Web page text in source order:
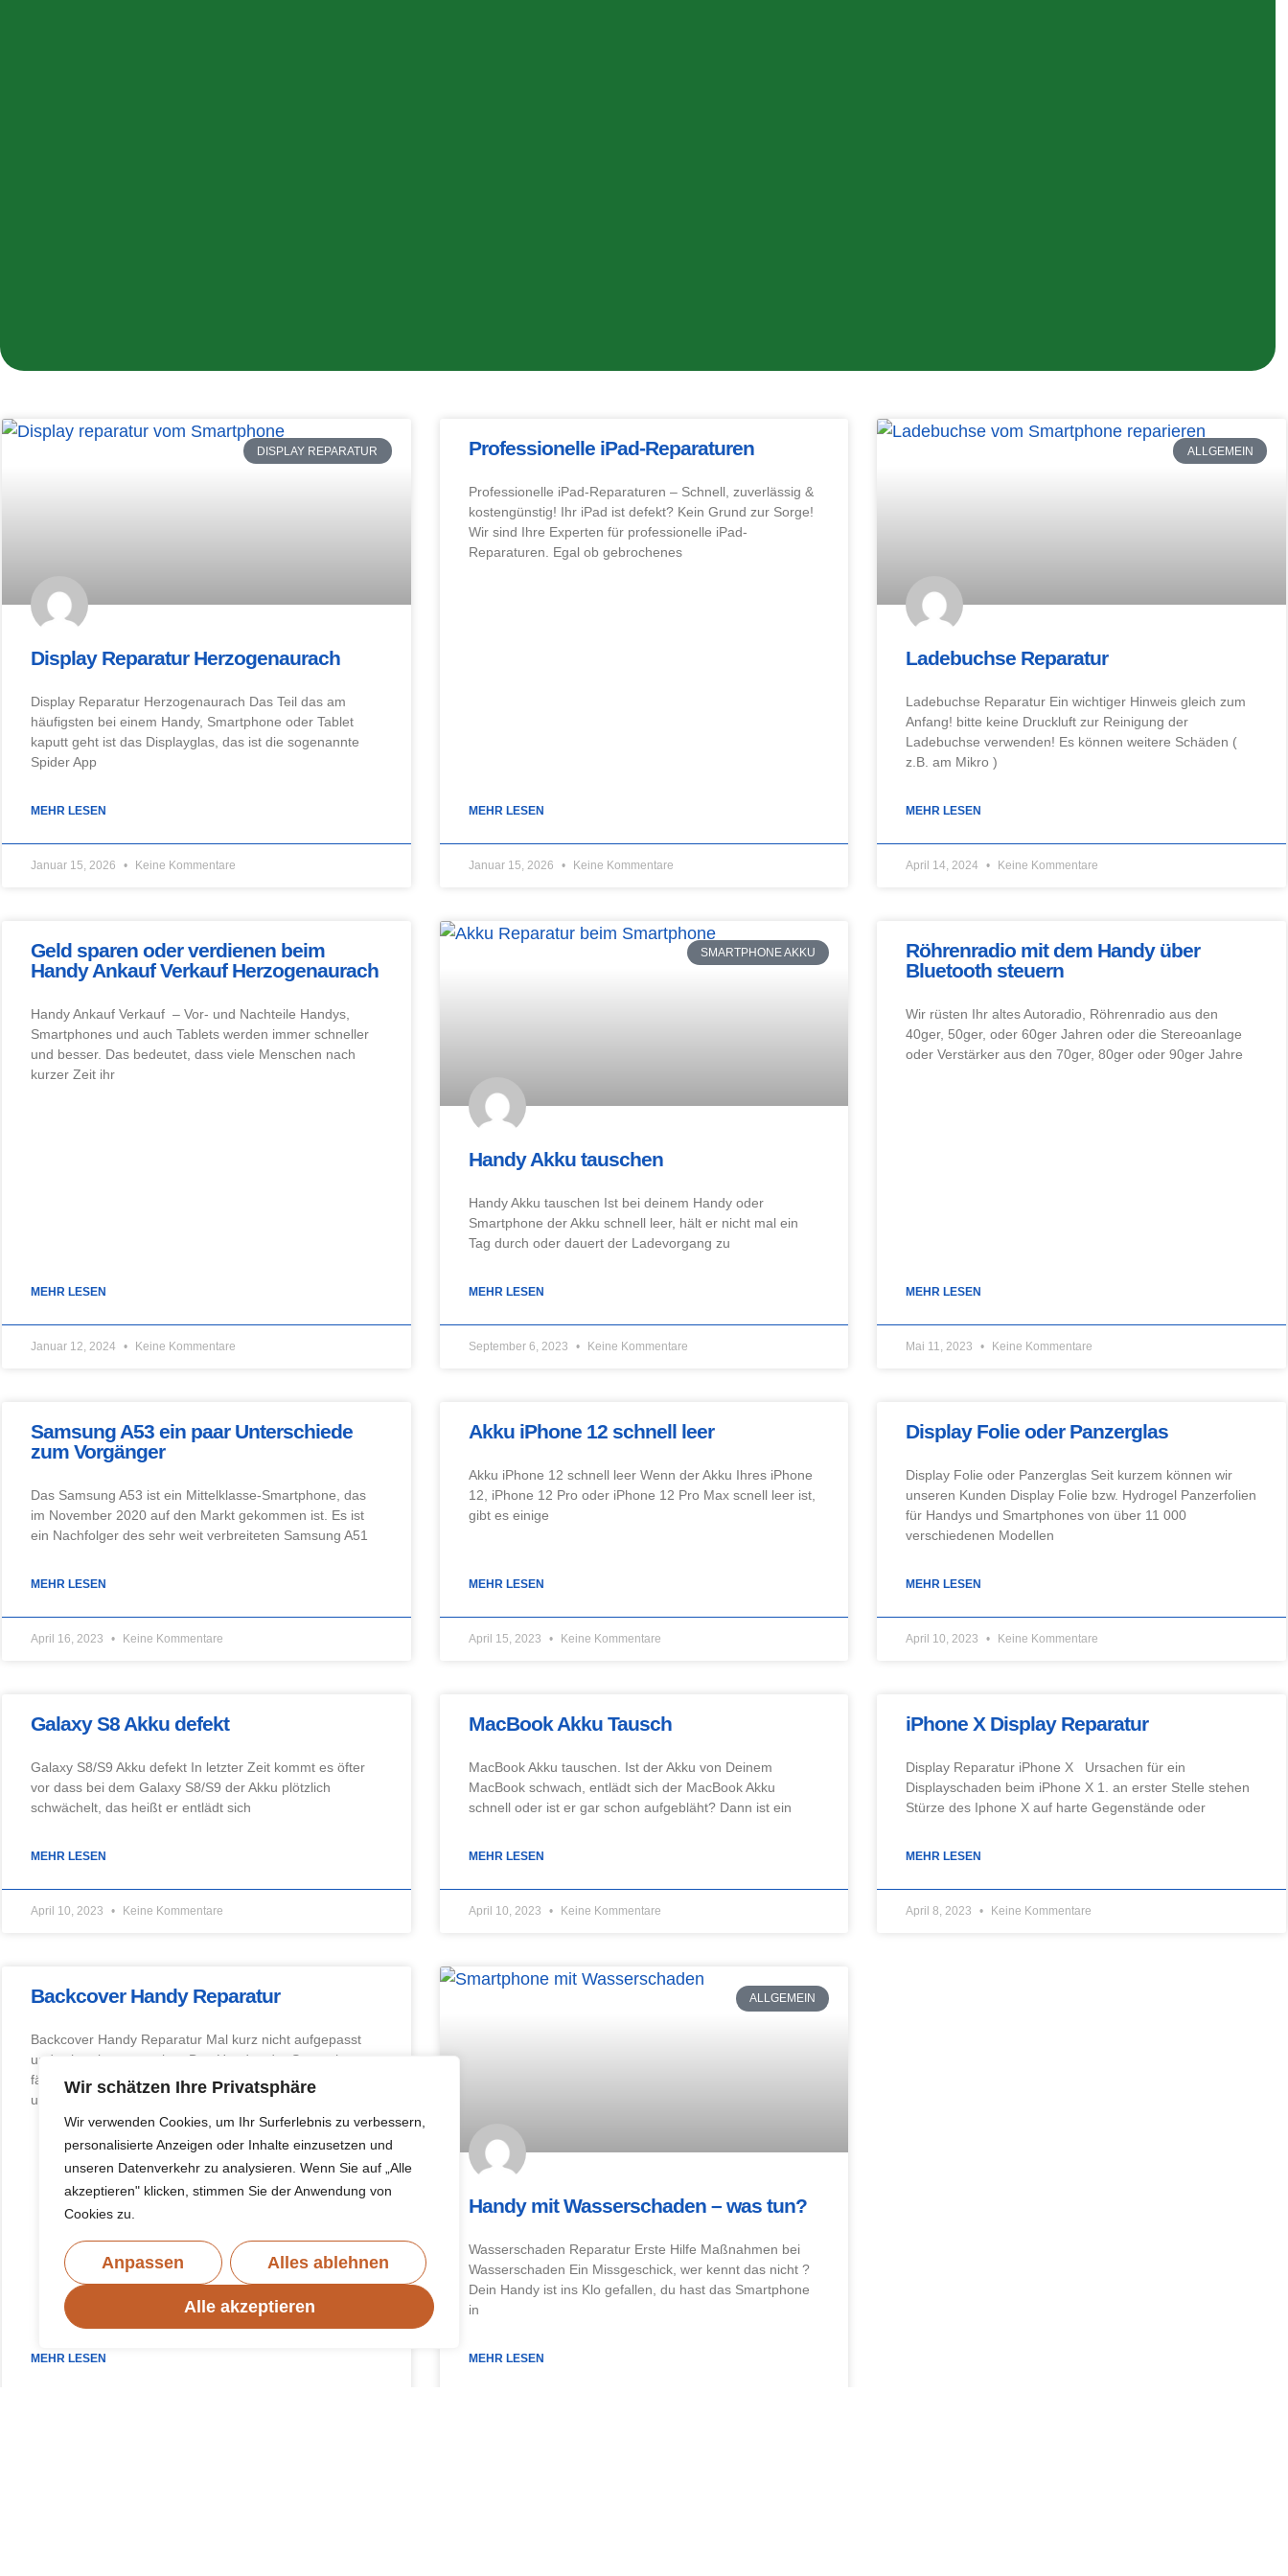
Wir schätzen Ihre Privatsphäre
Wir verwenden Cookies, um Ihr Surferlebnis zu verbessern,
personalisierte Anzeigen oder Inhalte einzusetzen und
unseren Datenverkehr zu analysieren. Wenn Sie auf „Alle
akzeptieren" klicken, stimmen Sie der Anwendung von
Cookies zu.
Anpassen Alles ablehnen
Alle akzeptieren
DISPLAY REPARATUR
Display Reparatur Herzogenaurach
Display Reparatur Herzogenaurach Das Teil das am
häufigsten bei einem Handy, Smartphone oder Tablet
kaputt geht ist das Displayglas, das ist die sogenannte
Spider App
MEHR LESEN
Januar 15, 2026 Keine Kommentare
Professionelle iPad-Reparaturen
Professionelle iPad-Reparaturen – Schnell, zuverlässig &
kostengünstig! Ihr iPad ist defekt? Kein Grund zur Sorge!
Wir sind Ihre Experten für professionelle iPad-
Reparaturen. Egal ob gebrochenes
MEHR LESEN
Januar 15, 2026 Keine Kommentare
ALLGEMEIN
Ladebuchse Reparatur
Ladebuchse Reparatur Ein wichtiger Hinweis gleich zum
Anfang! bitte keine Druckluft zur Reinigung der
Ladebuchse verwenden! Es können weitere Schäden (
z.B. am Mikro )
MEHR LESEN
April 14, 2024 Keine Kommentare
Geld sparen oder verdienen beim
Handy Ankauf Verkauf Herzogenaurach
Handy Ankauf Verkauf – Vor- und Nachteile Handys,
Smartphones und auch Tablets werden immer schneller
und besser. Das bedeutet, dass viele Menschen nach
kurzer Zeit ihr
MEHR LESEN
Januar 12, 2024 Keine Kommentare
SMARTPHONE AKKU
Handy Akku tauschen
Handy Akku tauschen Ist bei deinem Handy oder
Smartphone der Akku schnell leer, hält er nicht mal ein
Tag durch oder dauert der Ladevorgang zu
MEHR LESEN
September 6, 2023 Keine Kommentare
Röhrenradio mit dem Handy über
Bluetooth steuern
Wir rüsten Ihr altes Autoradio, Röhrenradio aus den
40ger, 50ger, oder 60ger Jahren oder die Stereoanlage
oder Verstärker aus den 70ger, 80ger oder 90ger Jahre
MEHR LESEN
Mai 11, 2023 Keine Kommentare
Samsung A53 ein paar Unterschiede
zum Vorgänger
Das Samsung A53 ist ein Mittelklasse-Smartphone, das
im November 2020 auf den Markt gekommen ist. Es ist
ein Nachfolger des sehr weit verbreiteten Samsung A51
MEHR LESEN
April 16, 2023 Keine Kommentare
Akku iPhone 12 schnell leer
Akku iPhone 12 schnell leer Wenn der Akku Ihres iPhone
12, iPhone 12 Pro oder iPhone 12 Pro Max scnell leer ist,
gibt es einige
MEHR LESEN
April 15, 2023 Keine Kommentare
Display Folie oder Panzerglas
Display Folie oder Panzerglas Seit kurzem können wir
unseren Kunden Display Folie bzw. Hydrogel Panzerfolien
für Handys und Smartphones von über 11 000
verschiedenen Modellen
MEHR LESEN
April 10, 2023 Keine Kommentare
Galaxy S8 Akku defekt
Galaxy S8/S9 Akku defekt In letzter Zeit kommt es öfter
vor dass bei dem Galaxy S8/S9 der Akku plötzlich
schwächelt, das heißt er entlädt sich
MEHR LESEN
April 10, 2023 Keine Kommentare
MacBook Akku Tausch
MacBook Akku tauschen. Ist der Akku von Deinem
MacBook schwach, entlädt sich der MacBook Akku
schnell oder ist er gar schon aufgebläht? Dann ist ein
MEHR LESEN
April 10, 2023 Keine Kommentare
iPhone X Display Reparatur
Display Reparatur iPhone X Ursachen für ein
Displayschaden beim iPhone X 1. an erster Stelle stehen
Stürze des Iphone X auf harte Gegenstände oder
MEHR LESEN
April 8, 2023 Keine Kommentare
Backcover Handy Reparatur
Backcover Handy Reparatur Mal kurz nicht aufgepasst
und schon ist es passiert. Das Handy oder Smartphone
fällt auf das Kopfsteinpflaster oder auf den Marmorboden
und
MEHR LESEN
ALLGEMEIN
Handy mit Wasserschaden – was tun?
Wasserschaden Reparatur Erste Hilfe Maßnahmen bei
Wasserschaden Ein Missgeschick, wer kennt das nicht ?
Dein Handy ist ins Klo gefallen, du hast das Smartphone
in
MEHR LESEN